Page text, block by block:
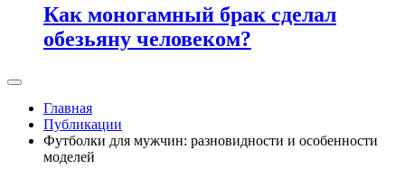
Как моногамный брак сделал
обезьяну человеком?
Главная
Публикации
Футболки для мужчин: разновидности и особенности
моделей